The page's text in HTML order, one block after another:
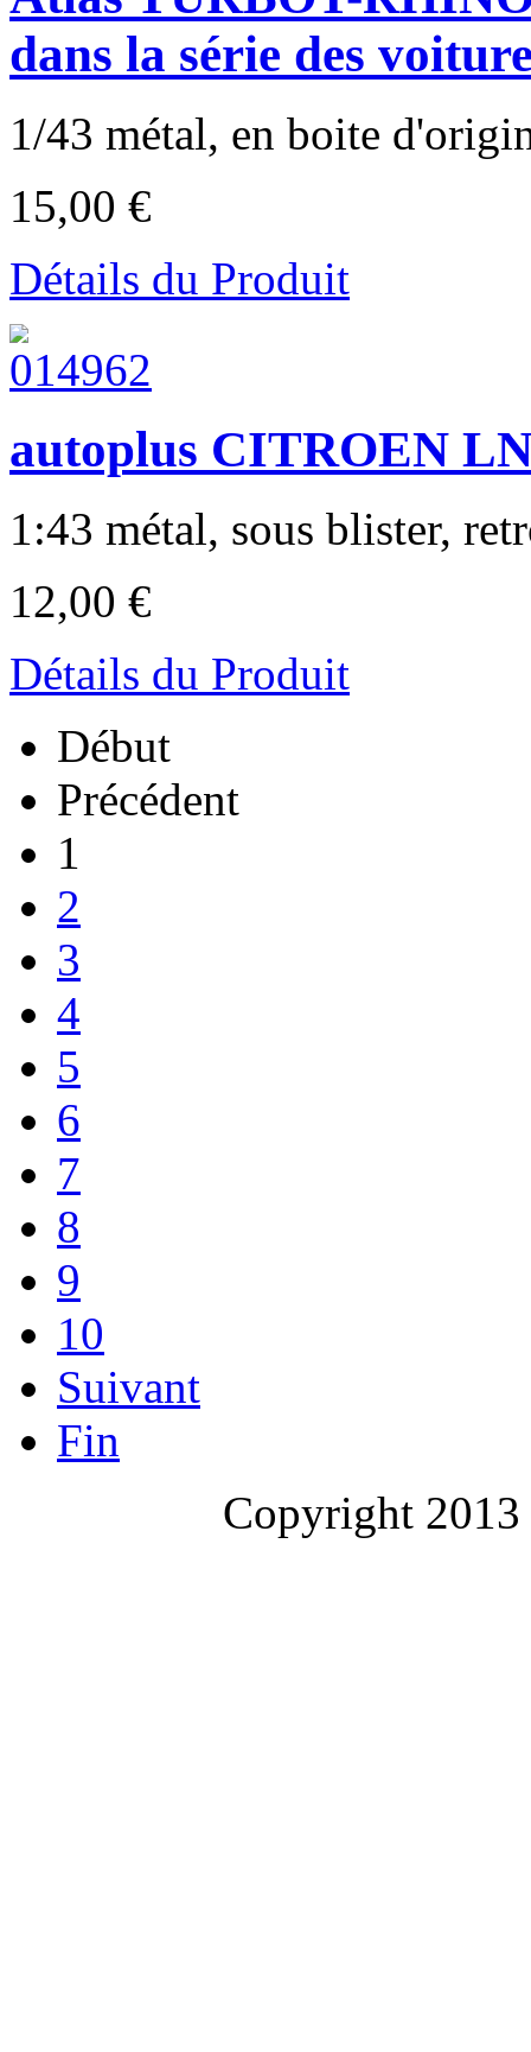
dans la série des
1/43 métal, en boite
15,00 €
Détails du Produit
autoplus CITROEN
1:43 métal, sous blister,
12,00 €
Détails du Produit
Début
Précédent
1
2
3
4
5
6
7
8
9
10
Suivant
Fin
Copyright